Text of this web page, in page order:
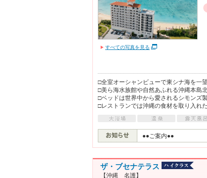
すべての写真を見る
□全室オーシャンビューで東シナ海を一
□美ら海水族館や自然あふれる沖縄本島
□ベッドは世界中から愛されるシモンズ
□レストランでは沖縄の食材を取り入れ
●●ご案内●●
ザ・ブセナテラス
【沖縄 名護】